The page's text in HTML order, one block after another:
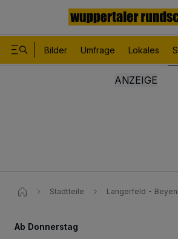
Bilder Umfrage Lokales
Stadtteile Langerfeld -
Ab Donnerstag